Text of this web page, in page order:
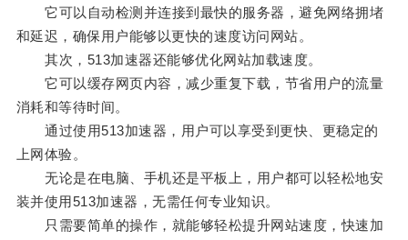
它可以自动检测并连接到最快的服务器，避免网络拥堵
和延迟，确保用户能够以更快的速度访问网站。
其次，513加速器还能够优化网站加载速度。
它可以缓存网页内容，减少重复下载，节省用户的流量
消耗和等待时间。
通过使用513加速器，用户可以享受到更快、更稳定的
上网体验。
无论是在电脑、手机还是平板上，用户都可以轻松地安
装并使用513加速器，无需任何专业知识。
只需要简单的操作，就能够轻松提升网站速度，快速加